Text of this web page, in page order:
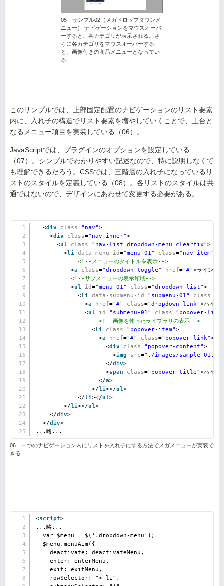
05 サンプル02（メガドロップダウンメ
ニュー） ナビゲーションをマウスオーバ
ーすると、各カテゴリが表示される。さ
らに各カテゴリをマウスオーバーする
と、画像付きの商品メニューとなってい
る
このサンプルでは、上部固定配置のナビゲーションのリスト要素
内に、入れ子の構造でリスト要素を増やしていくことで、土台と
なるメニュー項目を実装している（06）。
JavaScriptでは、プラグインのオプションを設定している
（07）。シンプルでわかりやすい記述なので、特に説明しなくて
も理解できるだろう。CSSでは、三階層の入れ子になっているリ
ストのスタイルを定義している（08）。各リストのスタイルは共
通ではないので、デザインにあわせて変更する必要がある。
1
2
3
4
5
6
7
8
9
10
11
12
13
14
15
16
17
18
19
20
21
22
23
24
25
<div class="nav">
<div class="nav-inner">
<ul class="nav-list dropdown-menu clearfix">
<li data-menu-id="menu-01" class="nav-item"
<!--メニューのタイトルを表示-->
<a class="dropdown-toggle" href="#">ラインナ
<!--サブメニューの表示領域-->
<ul id="menu-01" class="dropdown-list">
<li data-submenu-id="submenu-01" class=
<a href="#" class="dropdown-link">ハイブ
<ul id="submenu-01" class="popover-
<!--画像を使ったライブラリの表示-->
<li class="popover-item">
<a href="#" class="popover-link">
<div class="popover-content">
<img src="./images/
</div>
<span class="popover-title">ハイブ
</a>
</li></ul>
</li></ul>
</li></ul>
</div>
</div>
...略...
06 一つのナビゲーション内にリストを入れ子にする方法でメガメニューが実装で
きる
1
2
3
4
5
6
7
8
<script>
...略...
var $menu = $('.dropdown-menu');
$menu.menuAim({
deactivate: deactivateMenu,
enter: enterMenu,
exit: exitMenu,
rowSelector: "> li",